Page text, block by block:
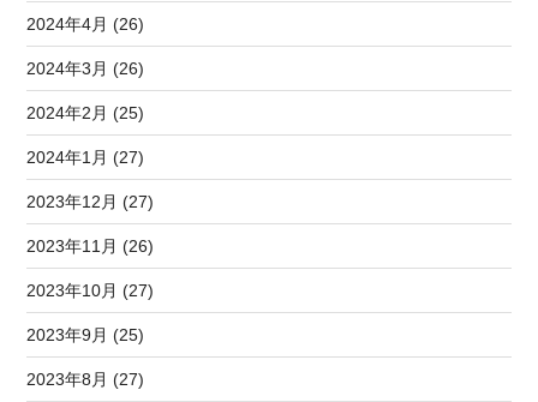
2024年4月 (26)
2024年3月 (26)
2024年2月 (25)
2024年1月 (27)
2023年12月 (27)
2023年11月 (26)
2023年10月 (27)
2023年9月 (25)
2023年8月 (27)